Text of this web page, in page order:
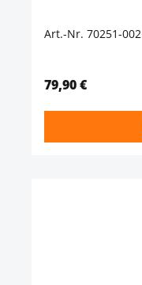
Art.-Nr. 70251-002
79,90 €